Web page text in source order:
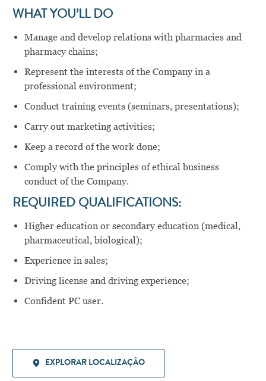
WHAT YOU’LL DO
Manage and develop relations with pharmacies and
pharmacy chains;
Represent the interests of the Company in a
professional environment;
Conduct training events (seminars, presentations);
Carry out marketing activities;
Keep a record of the work done;
Comply with the principles of ethical business
conduct of the Company.
REQUIRED QUALIFICATIONS:
Higher education or secondary education (medical,
pharmaceutical, biological);
Experience in sales;
Driving license and driving experience;
Confident PC user.
EXPLORAR LOCALIZAÇÃO